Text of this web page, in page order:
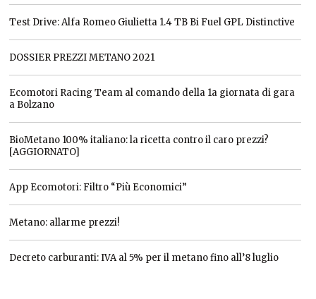
Test Drive: Alfa Romeo Giulietta 1.4 TB Bi Fuel GPL Distinctive
DOSSIER PREZZI METANO 2021
Ecomotori Racing Team al comando della 1a giornata di gara
a Bolzano
BioMetano 100% italiano: la ricetta contro il caro prezzi?
[AGGIORNATO]
App Ecomotori: Filtro “Più Economici”
Metano: allarme prezzi!
Decreto carburanti: IVA al 5% per il metano fino all’8 luglio